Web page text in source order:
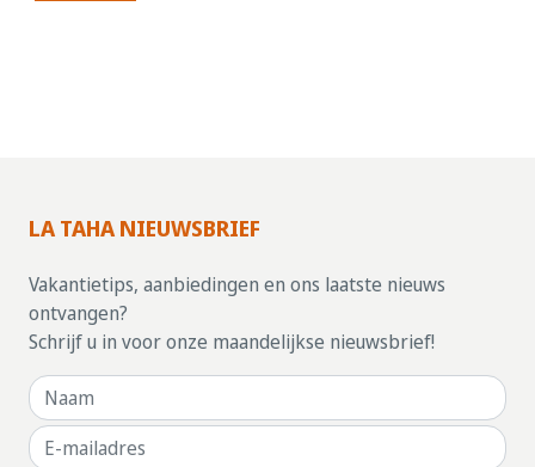
LA TAHA NIEUWSBRIEF
Vakantietips, aanbiedingen en ons laatste nieuws
ontvangen?
Schrijf u in voor onze maandelijkse nieuwsbrief!